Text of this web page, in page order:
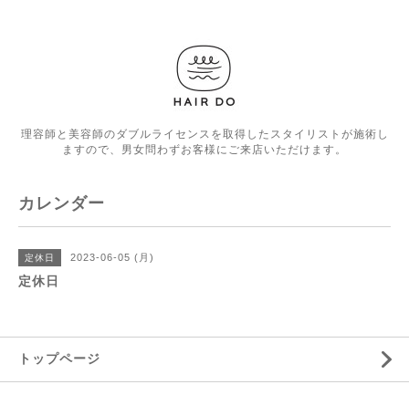
理容師と美容師のダブルライセンスを取得したスタイリストが施術し
ますので、男女問わずお客様にご来店いただけます。
カレンダー
定休日 2023-06-05 (月)
定休日
トップページ